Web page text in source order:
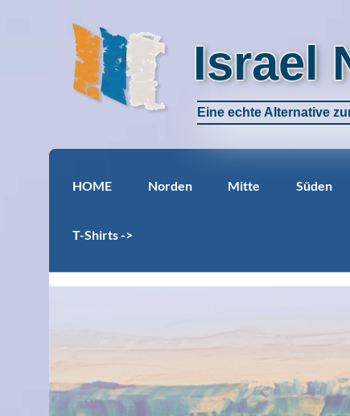
Israel
Eine echte Alternative
HOME Norden Mitte Süden
T-Shirts ->